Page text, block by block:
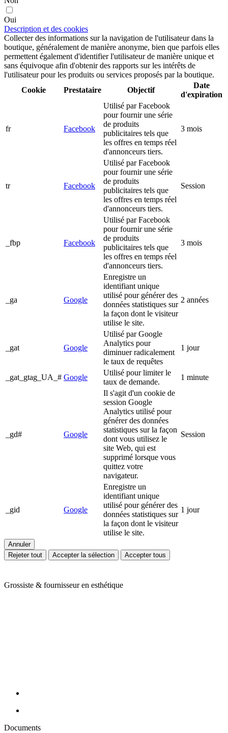
Oui
Description et des cookies
Collecter des informations sur la navigation de l'utilisateur dans la
boutique, généralement de manière anonyme, bien que parfois elles
permettent également d'identifier l'utilisateur de manière unique et
sans équivoque afin d'obtenir des rapports sur les intérêts de
l'utilisateur pour les produits ou services proposés par la boutique.
Cookie
Prestataire Objectif
Date
d'expiration
fr Facebook
Utilisé par Facebook
pour fournir une série
de produits
publicitaires tels que
les offres en temps réel
d'annonceurs tiers.
3 mois
tr Facebook
Utilisé par Facebook
pour fournir une série
de produits
publicitaires tels que
les offres en temps réel
d'annonceurs tiers.
Session
_fbp Facebook
Utilisé par Facebook
pour fournir une série
de produits
publicitaires tels que
les offres en temps réel
d'annonceurs tiers.
3 mois
_ga Google
Enregistre un
identifiant unique
utilisé pour générer des
données statistiques sur
la façon dont le visiteur
utilise le site.
2 années
_gat Google
Utilisé par Google
Analytics pour
diminuer radicalement
le taux de requêtes
1 jour
_gat_gtag_UA_# Google
Utilisé pour limiter le
taux de demande.
1 minute
_gd# Google
Il s'agit d'un cookie de
session Google
Analytics utilisé pour
générer des données
statistiques sur la façon
dont vous utilisez le
site Web, qui est
supprimé lorsque vous
quittez votre
navigateur.
Session
_gid Google
Enregistre un
identifiant unique
utilisé pour générer des
données statistiques sur
la façon dont le visiteur
utilise le site.
1 jour
Annuler
Rejeter tout
Accepter la sélection Accepter tous
Grossiste & fournisseur en esthétique
Documents